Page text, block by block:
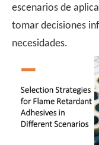
escenarios de
tomar decisiones
necesidades.